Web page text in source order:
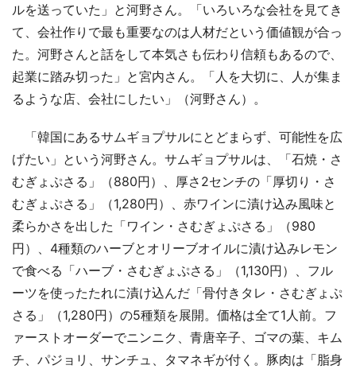
ルを送っていた」と河野さん。「いろいろな会社を見てき
て、会社作りで最も重要なのは人材だという価値観が合っ
た。河野さんと話をして本気さも伝わり信頼もあるので、
起業に踏み切った」と宮内さん。「人を大切に、人が集ま
るような店、会社にしたい」（河野さん）。
「韓国にあるサムギョプサルにとどまらず、可能性を広
げたい」という河野さん。サムギョプサルは、「石焼・さ
むぎょぷさる」（880円）、厚さ2センチの「厚切り・さ
むぎょぷさる」（1,280円）、赤ワインに漬け込み風味と
柔らかさを出した「ワイン・さむぎょぷさる」（980
円）、4種類のハーブとオリーブオイルに漬け込みレモン
で食べる「ハーブ・さむぎょぷさる」（1,130円）、フル
ーツを使ったたれに漬け込んだ「骨付きタレ・さむぎょぷ
さる」（1,280円）の5種類を展開。価格は全て1人前。フ
ァーストオーダーでニンニク、青唐辛子、ゴマの葉、キム
チ、パジョリ、サンチュ、タマネギが付く。豚肉は「脂身